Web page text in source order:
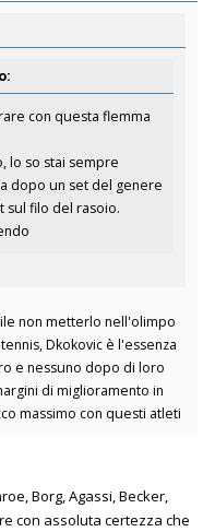
con questa flemma
lo so stai sempre
dopo un set del genere
sul filo del rasoio.
non metterlo nell'olimpo
Dkokovic è l'essenza
e nessuno dopo di loro
di miglioramento in
massimo con questi atleti
Borg, Agassi, Becker,
con assoluta certezza che